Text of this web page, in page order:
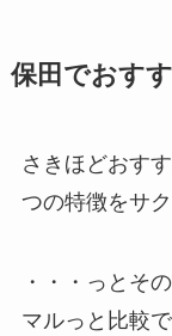
保田でおす
さきほどおす
つの特徴をサ
・・・っとそ
マルっと比較